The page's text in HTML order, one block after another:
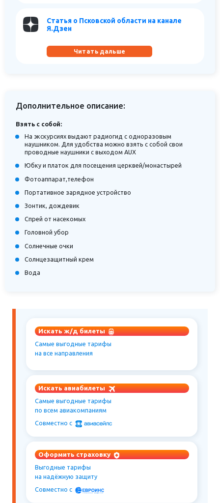
Статья о Псковской области на канале
Я.Дзен
Читать дальше
Дополнительное описание:
Взять с собой:
На экскурсиях выдают радиогид с одноразовым
наушником. Для удобства можно взять с собой свои
проводные наушники с выходом AUX
Юбку и платок для посещения церквей/монастырей
Фотоаппарат,телефон
Портативное зарядное устройство
Зонтик, дождевик
Спрей от насекомых
Головной убор
Солнечные очки
Солнцезащитный крем
Вода
Искать ж/д билеты
Самые выгодные тарифы
на все направления
Искать авиабилеты
Самые выгодные тарифы
по всем авиакомпаниям
Совместно c
Оформить страховку
Выгодные тарифы
на надёжную защиту
Совместно c